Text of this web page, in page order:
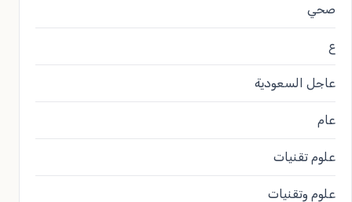
صحي
ع
عاجل السعودية
عام
علوم تقنيات
علوم وتقنيات